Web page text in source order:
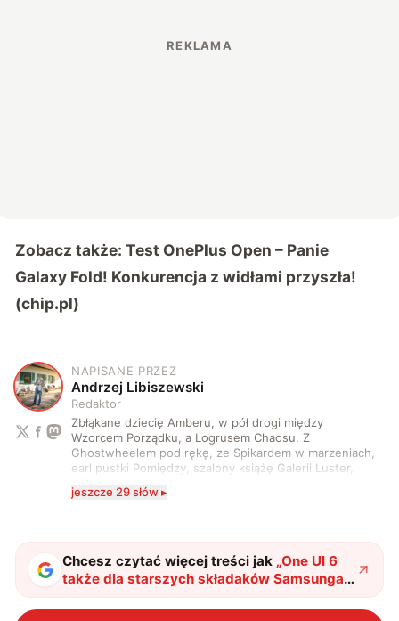
Zobacz także:Test OnePlus Open – Panie
Galaxy Fold! Konkurencja z widłami przyszła!
(chip.pl)
A
NAPISANE PRZEZ
Andrzej Libiszewski
Redaktor
Zbłąkane dziecię Amberu, w pół drogi między
Wzorcem Porządku, a Logrusem Chaosu. Z
Ghostwheelem pod rękę, ze Spikardem w marzeniach,
earl pustki Pomiędzy, szalony książę Galerii Luster,
karta Tarota nakreślona między wtedy, a teraz. A
serio? Pisaniem o szeroko pojętej technice o zajmuję
i gram w gry :)
jeszcze 29 słów ▸
Chcesz czytać więcej treści jak „One UI 6
także dla starszych składaków Samsunga –
kiedy w Polsce?"?